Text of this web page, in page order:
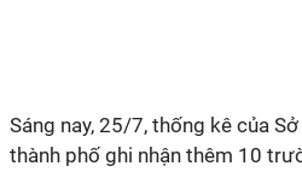
Sáng nay, 25/7, thống kê của
thành phố ghi nhận thêm 10